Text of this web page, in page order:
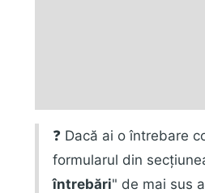
❓ Dacă ai o întrebare
formularul din
întrebări" de mai sus